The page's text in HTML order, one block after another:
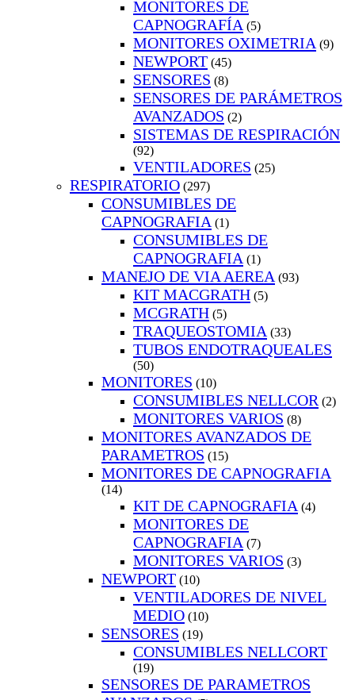
MONITORES DE
CAPNOGRAFÍA (5)
MONITORES OXIMETRIA (9)
NEWPORT (45)
SENSORES (8)
SENSORES DE PARÁMETROS
AVANZADOS (2)
SISTEMAS DE RESPIRACIÓN
(92)
VENTILADORES (25)
RESPIRATORIO (297)
CONSUMIBLES DE
CAPNOGRAFIA (1)
CONSUMIBLES DE
CAPNOGRAFIA (1)
MANEJO DE VIA AEREA (93)
KIT MACGRATH (5)
MCGRATH (5)
TRAQUEOSTOMIA (33)
TUBOS ENDOTRAQUEALES
(50)
MONITORES (10)
CONSUMIBLES NELLCOR (2)
MONITORES VARIOS (8)
MONITORES AVANZADOS DE
PARAMETROS (15)
MONITORES DE CAPNOGRAFIA
(14)
KIT DE CAPNOGRAFIA (4)
MONITORES DE
CAPNOGRAFIA (7)
MONITORES VARIOS (3)
NEWPORT (10)
VENTILADORES DE NIVEL
MEDIO (10)
SENSORES (19)
CONSUMIBLES NELLCORT
(19)
SENSORES DE PARAMETROS